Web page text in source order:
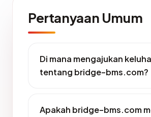
Pertanyaan Umum
Di mana mengajukan
tentang bridge-bms.com?
Apakah bridge-bms.com